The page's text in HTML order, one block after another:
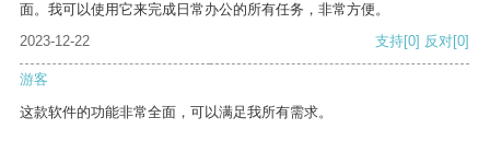
面。我可以使用它来完成日常办公的所有任务，非常方便。
2023-12-22
支持[0] 反对[0]
游客
这款软件的功能非常全面，可以满足我所有需求。